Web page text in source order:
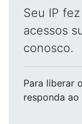
Seu IP
acessos
conosco.
Para liberar
responda